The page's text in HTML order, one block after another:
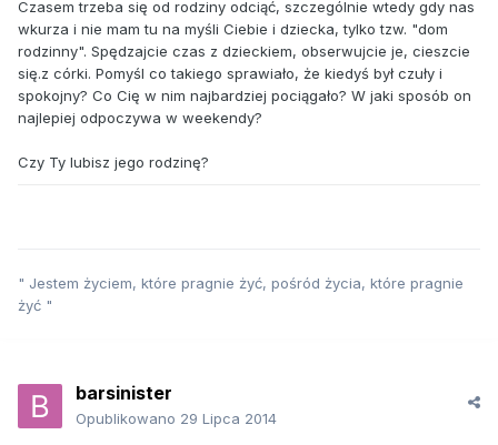
Czasem trzeba się od rodziny odciąć, szczególnie wtedy gdy nas
wkurza i nie mam tu na myśli Ciebie i dziecka, tylko tzw. "dom
rodzinny". Spędzajcie czas z dzieckiem, obserwujcie je, cieszcie
się.z córki. Pomyśl co takiego sprawiało, że kiedyś był czuły i
spokojny? Co Cię w nim najbardziej pociągało? W jaki sposób on
najlepiej odpoczywa w weekendy?
Czy Ty lubisz jego rodzinę?
" Jestem życiem, które pragnie żyć, pośród życia, które pragnie
żyć "
barsinister
Opublikowano 29 Lipca 2014